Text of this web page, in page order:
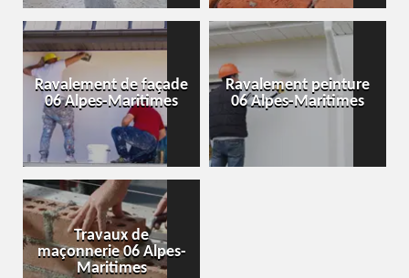
Ravalement de façade
06 Alpes-Maritimes
Ravalement peinture
06 Alpes-Maritimes
Travaux de
maçonnerie 06 Alpes-
Maritimes